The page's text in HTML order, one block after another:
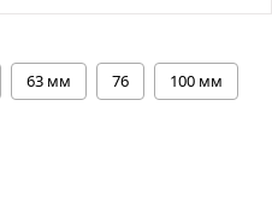
63 мм 76 100 мм